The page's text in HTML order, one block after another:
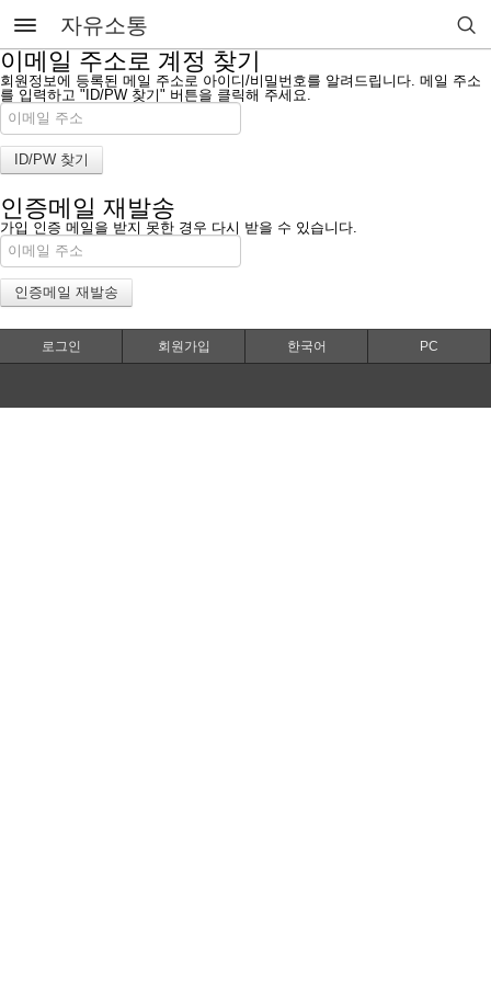
자유소통
이메일 주소로 계정 찾기
회원정보에 등록된 메일 주소로 아이디/비밀번호를 알려드립니다. 메일 주소
를 입력하고 "ID/PW 찾기" 버튼을 클릭해 주세요.
인증메일 재발송
가입 인증 메일을 받지 못한 경우 다시 받을 수 있습니다.
로그인 회원가입 한국어 PC